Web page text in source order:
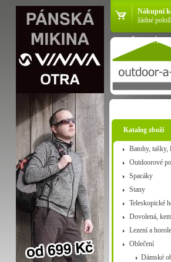
Nákupní
žádné
VŠE O
Katalog zboží
Batohy, tašky,
Outdoorové
Spacáky
Stany
Teleskopické
Dovolená,
Lezení a
Oblečení
Dámské